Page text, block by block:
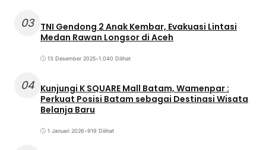
03 TNI Gendong 2 Anak Kembar, Evakuasi Lintasi
Medan Rawan Longsor di Aceh
13 Desember 2025•1.040 Dilihat
04 Kunjungi K SQUARE Mall Batam, Wamenpar :
Perkuat Posisi Batam sebagai Destinasi Wisata
Belanja Baru
1 Januari 2026•919 Dilihat